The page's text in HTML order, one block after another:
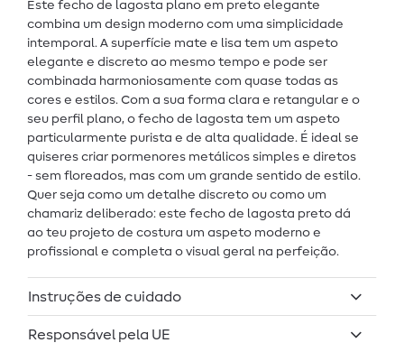
Este fecho de lagosta plano em preto elegante
combina um design moderno com uma simplicidade
intemporal. A superfície mate e lisa tem um aspeto
elegante e discreto ao mesmo tempo e pode ser
combinada harmoniosamente com quase todas as
cores e estilos. Com a sua forma clara e retangular e o
seu perfil plano, o fecho de lagosta tem um aspeto
particularmente purista e de alta qualidade. É ideal se
quiseres criar pormenores metálicos simples e diretos
- sem floreados, mas com um grande sentido de estilo.
Quer seja como um detalhe discreto ou como um
chamariz deliberado: este fecho de lagosta preto dá
ao teu projeto de costura um aspeto moderno e
profissional e completa o visual geral na perfeição.
Instruções de cuidado
Responsável pela UE